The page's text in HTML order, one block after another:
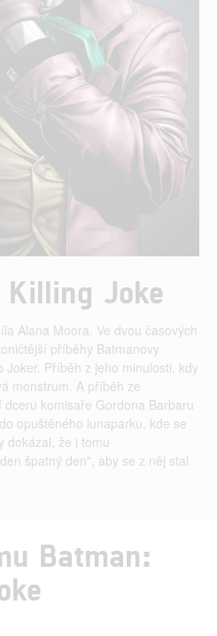
Killing Joke
Alana Moora. Ve dvou časových
příběhy Batmanovy
Příběh z jeho minulosti, kdy
monstrum. A příběh ze
komisaře Gordona Barbaru
opuštěného lunaparku, kde se
dokázal, že i tomu
špatný den", aby se z něj stal
Batman: